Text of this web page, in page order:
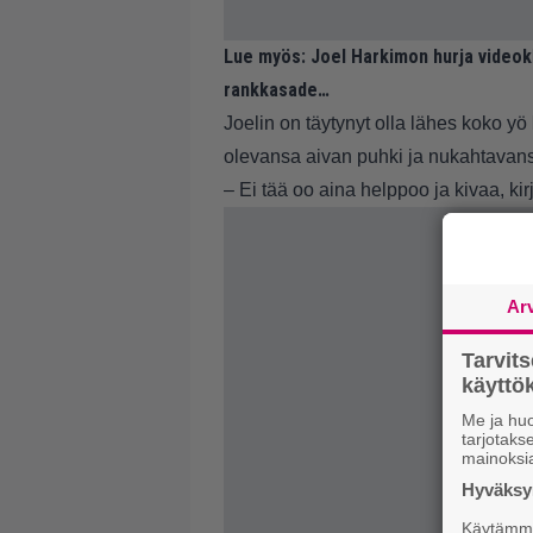
Lue myös: Joel Harkimon hurja
rankkasade…
Joelin on täytynyt olla lähes koko
olevansa aivan puhki ja
– Ei tää oo aina helppoo ja kivaa,
Me ja